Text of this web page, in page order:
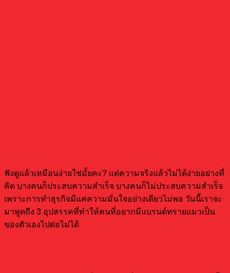
ฟังดูแล้วเหมือนง่ายใช่มั้ยคะ? แต่ความจริงแล้วไม่ได้ง่ายอย่างที่
คิด บางคนก็ประสบความสำเร็จ บางคนก็ไม่ประสบความสำเร็จ
เพราะการทำธุรกิจมีแค่ความมั่นใจอย่างเดียวไม่พอ วันนี้เราจะ
มาพูดถึง 3 อุปสรรคที่ทำให้คนที่อยากมีแบรนด์ทรายแมวเป็น
ของตัวเองไปต่อไม่ได้